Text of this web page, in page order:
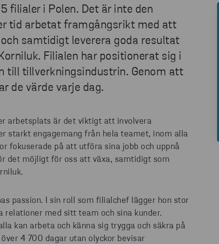
filialer i Polen. Det är inte den
tid arbetat framgångsrikt med att
samtidigt leverera goda resultat
Filialen har positionerat sig i
till tillverkningsindustrin. Genom att
de värde varje dag.
arbetsplats är det viktigt att involvera
starkt engagemang från hela teamet, inom alla
fokuserade på att utföra sina jobb och uppnå
det möjligt för oss att växa, samtidigt som
passion. I sin roll som filialchef lägger hon stor
med sitt team och sina kunder.
kan arbeta och känna sig trygga och säkra på
4 700 dagar utan olyckor bevisar